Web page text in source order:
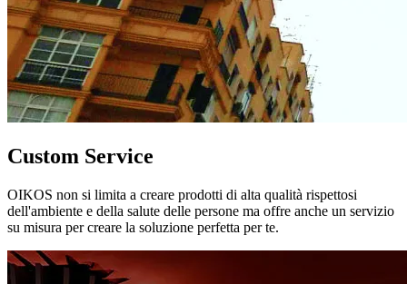
Custom Service
OIKOS non si limita a creare prodotti di alta qualità rispettosi
dell'ambiente e della salute delle persone ma offre anche un servizio
su misura per creare la soluzione perfetta per te.